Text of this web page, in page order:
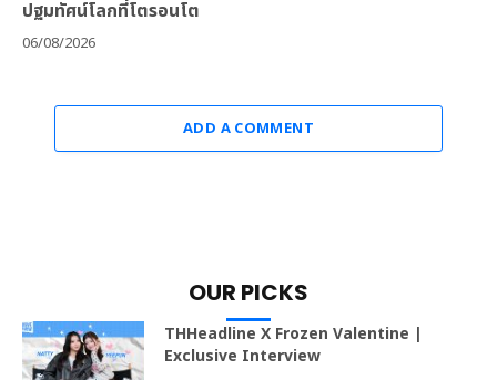
ปฐมทัศน์โลกที่โตรอนโต
06/08/2026
ADD A COMMENT
OUR PICKS
THHeadline X Frozen Valentine |
Exclusive Interview